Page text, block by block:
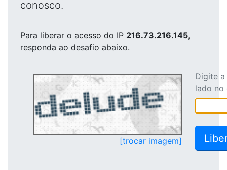
conosco.
Para liberar o acesso do IP 216.73.216.145,
responda ao desafio abaixo.
[trocar imagem]
Digite
lado no